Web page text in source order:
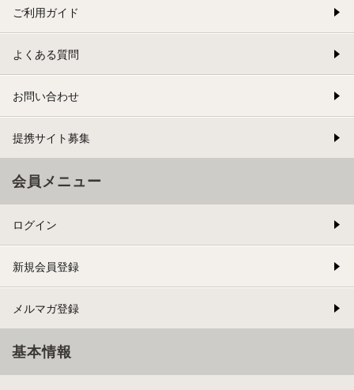
ご利用ガイド
よくある質問
お問い合わせ
提携サイト募集
会員メニュー
ログイン
新規会員登録
メルマガ登録
基本情報